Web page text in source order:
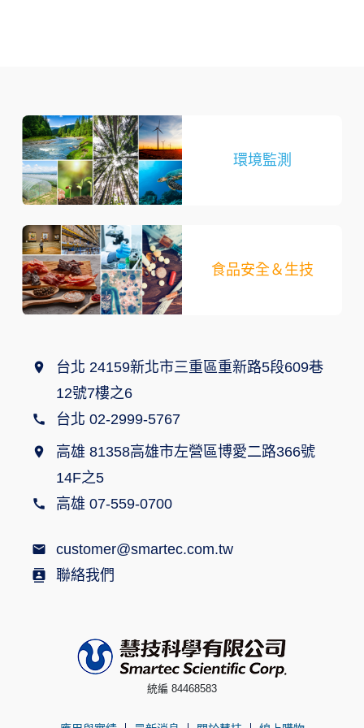
環境監測
食品安全＆生技
台北 24159新北市三重區重新路5段609巷
12號7樓之6
台北 02-2999-5767
高雄 81358高雄市左營區博愛二路366號
14F之5
高雄 07-559-0700
customer@smartec.com.tw
聯絡我們
統編 84468583